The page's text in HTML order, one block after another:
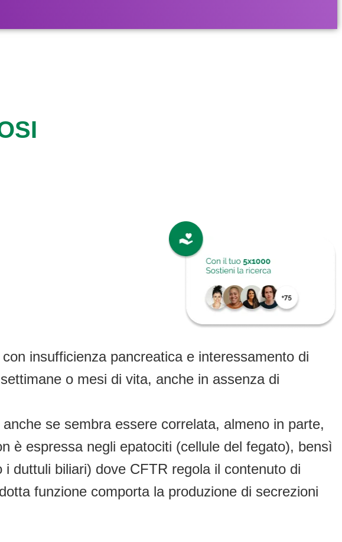
insufficienza pancreatica e interessamento di
o mesi di vita, anche in assenza di
se sembra essere correlata, almeno in parte,
è espressa negli epatociti (cellule del fegato), bensì
duttuli biliari) dove CFTR regola il contenuto di
funzione comporta la produzione di secrezioni